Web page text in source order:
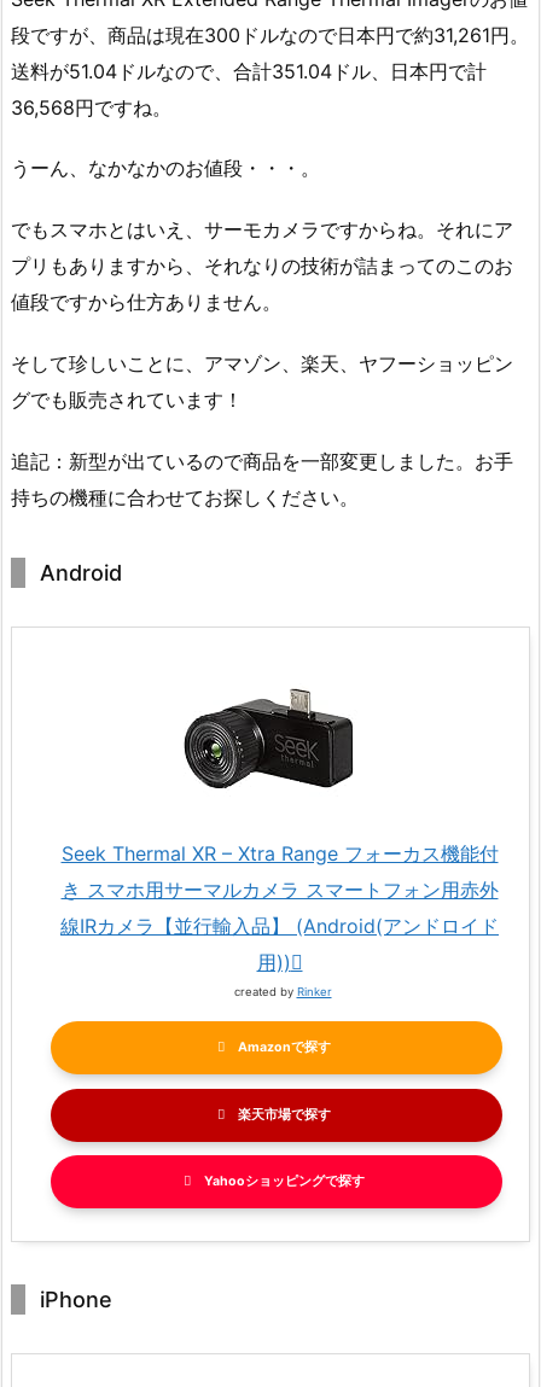
段ですが、商品は現在300ドルなので日本円で約31,261円。
送料が51.04ドルなので、合計351.04ドル、日本円で計
36,568円ですね。
うーん、なかなかのお値段・・・。
でもスマホとはいえ、サーモカメラですからね。それにア
プリもありますから、それなりの技術が詰まってのこのお
値段ですから仕方ありません。
そして珍しいことに、アマゾン、楽天、ヤフーショッピン
グでも販売されています！
追記：新型が出ているので商品を一部変更しました。お手
持ちの機種に合わせてお探しください。
Android
Seek Thermal XR – Xtra Range フォーカス機能付
き スマホ用サーマルカメラ スマートフォン用赤外
線IRカメラ【並行輸入品】 (Android(アンドロイド
用))
created by Rinker
Amazon
楽天市場
Yahooショッピング
iPhone